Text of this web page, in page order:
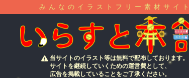
みんなのイラストフリー素材サイト
当サイトのイラスト等は無料で配布しております。
サイトを継続していくための運営費として、
広告を掲載していることをご了承ください。